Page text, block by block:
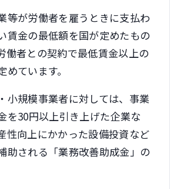
等が労働者を雇うときに支払わ
賃金の最低額を国が定めたもの
働者との契約で最低賃金以上の
ています。
小規模事業者に対しては、事業
を30円以上引き上げた企業な
性向上にかかった設備投資など
助される「業務改善助成金」の